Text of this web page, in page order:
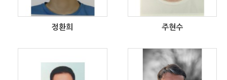
정환희 주현수